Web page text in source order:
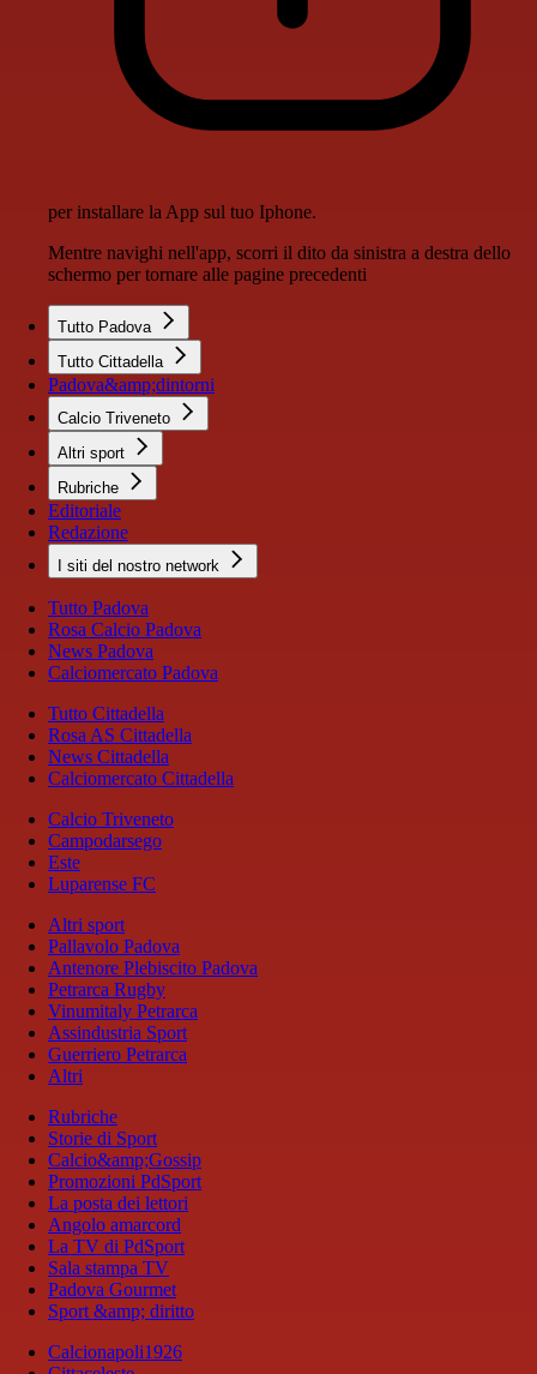
per installare la App sul tuo Iphone.
Mentre navighi nell'app, scorri il dito da sinistra a destra dello
schermo per tornare alle pagine precedenti
Tutto Padova
Tutto Cittadella
Padova&amp;dintorni
Calcio Triveneto
Altri sport
Rubriche
Editoriale
Redazione
I siti del nostro network
Tutto Padova
Rosa Calcio Padova
News Padova
Calciomercato Padova
Tutto Cittadella
Rosa AS Cittadella
News Cittadella
Calciomercato Cittadella
Calcio Triveneto
Campodarsego
Este
Luparense FC
Altri sport
Pallavolo Padova
Antenore Plebiscito Padova
Petrarca Rugby
Vinumitaly Petrarca
Assindustria Sport
Guerriero Petrarca
Altri
Rubriche
Storie di Sport
Calcio&amp;Gossip
Promozioni PdSport
La posta dei lettori
Angolo amarcord
La TV di PdSport
Sala stampa TV
Padova Gourmet
Sport &amp; diritto
Calcionapoli1926